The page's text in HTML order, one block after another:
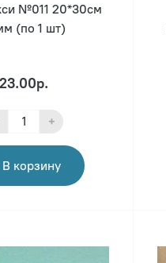
№011 20*30см
(по 1 шт)
23.00р.
+
В корзину